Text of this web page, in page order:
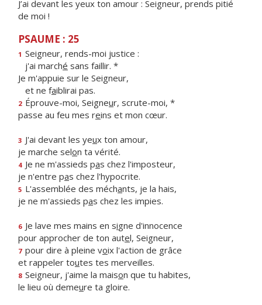
J’ai devant les yeux ton amour : Seigneur, prends pitié
de moi !
PSAUME : 25
1 Seigneur, rends-moi justice :
j'ai marché sans faillir. *
Je m'appuie sur le Seigneur,
et ne faiblirai pas.
2 Éprouve-moi, Seigneur, scrute-moi, *
passe au feu mes reins et mon cœur.
3 J'ai devant les yeux ton amour,
je marche selon ta vérité.
4 Je ne m'assieds pas chez l'imposteur,
je n'entre pas chez l'hypocrite.
5 L'assemblée des méchants, je la hais,
je ne m'assieds pas chez les impies.
6 Je lave mes mains en signe d'innocence
pour approcher de ton autel, Seigneur,
7 pour dire à pleine voix l'action de grâce
et rappeler toutes tes merveilles.
8 Seigneur, j'aime la maison que tu habites,
le lieu où demeure ta gloire.